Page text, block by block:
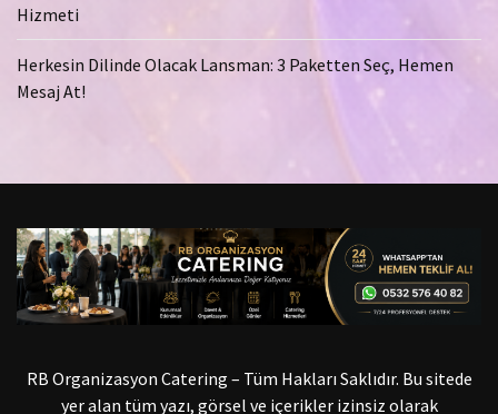
Hizmeti
Herkesin Dilinde Olacak Lansman: 3 Paketten Seç, Hemen
Mesaj At!
RB Organizasyon Catering – Tüm Hakları Saklıdır. Bu sitede
yer alan tüm yazı, görsel ve içerikler izinsiz olarak